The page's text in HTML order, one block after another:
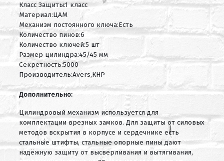
Класс Защиты:1 класс
Материал:ЦАМ
Механизм постоянного ключа:Есть
Количество пинов:6
Количество ключей:5 шт
Размер цилиндра:45/45 мм
Секретность:5000
Производитель:Avers,КНР
Дополнительно:
Цилиндровый механизм используется для
комплектации врезных замков. Для защиты от силовых
методов вскрытия в корпусе и сердечнике есть
стальные штифты, стальные опорные пины дают
надёжную защиту от высверливания и вытягивания,